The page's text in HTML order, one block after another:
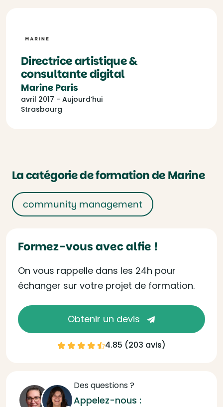
Directrice artistique &
consultante digital
Marine Paris
avril 2017 - Aujourd’hui
Strasbourg
La catégorie de formation de Marine
community management
Formez-vous avec alfie !
On vous rappelle dans les 24h pour
échanger sur votre projet de formation.
Obtenir un devis
4.85 (203 avis)
Des questions ?
Appelez-nous :